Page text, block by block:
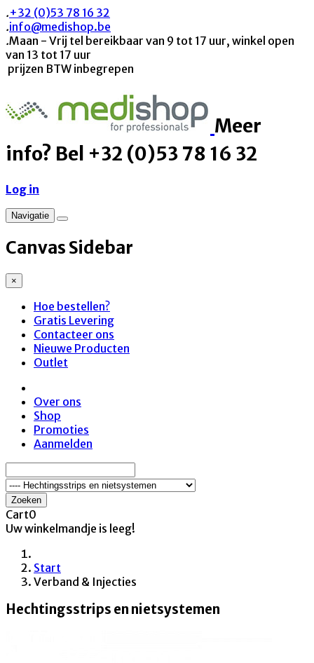
.+32 (0)53 78 16 32
.info@medishop.be
.Maan - Vrij tel bereikbaar van 9 tot 17 uur, winkel open
van 13 tot 17 uur
prijzen BTW inbegrepen
Meer
info? Bel +32 (0)53 78 16 32
Log in
Navigatie
Canvas Sidebar
×
Hoe bestellen?
Gratis Levering
Contacteer ons
Nieuwe Producten
Outlet
Over ons
Shop
Promoties
Aanmelden
Zoeken
Cart0
Uw winkelmandje is leeg!
Start
Verband & Injecties
Hechtingsstrips en nietsystemen